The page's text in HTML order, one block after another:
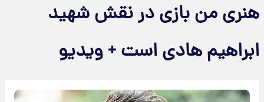
هنری من بازی در نقش شهید
ابراهیم هادی است + ویدیو